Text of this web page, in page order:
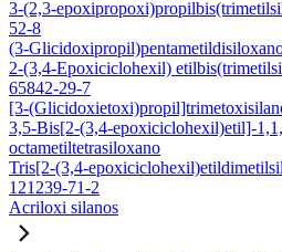
3-(2,3-
52-8
(3-
2-(3,4-Epoxiciclohexil)
65842-29-7
[3-
3,5-Bis[2-(3,4-epoxiciclohexil)etil]-
octametiltetrasiloxano
Tris[2-(3,4-
121239-71-2
Acriloxi silanos